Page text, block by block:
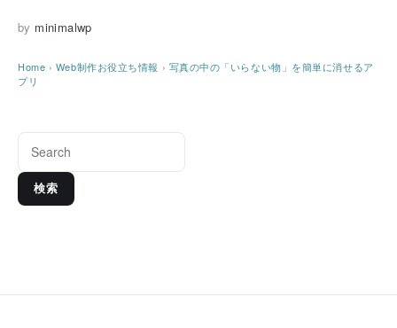
by minimalwp
Home › Web制作お役立ち情報 › 写真の中の「いらない物」を簡単に消せるア
プリ
検索